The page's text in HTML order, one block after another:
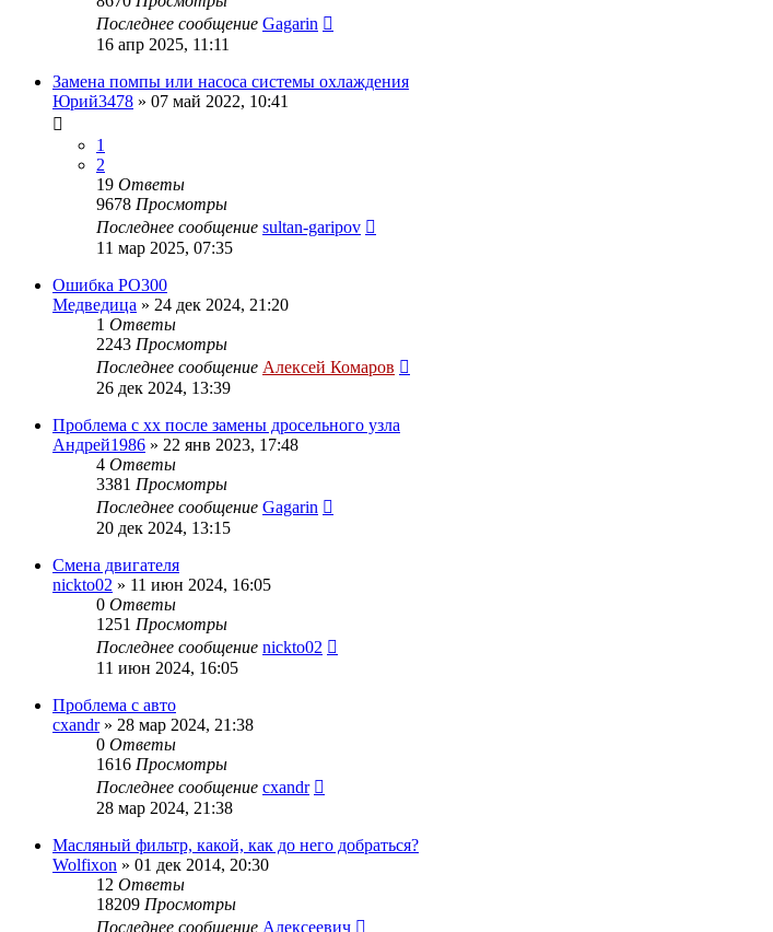
Последнее сообщение Gagarin
16 апр 2025, 11:11
Замена помпы или насоса системы охлаждения
Юрий3478 » 07 май 2022, 10:41
1
2
19 Ответы
9678 Просмотры
Последнее сообщение sultan-garipov
11 мар 2025, 07:35
Ошибка PO300
Медведица » 24 дек 2024, 21:20
1 Ответы
2243 Просмотры
Последнее сообщение Алексей Комаров
26 дек 2024, 13:39
Проблема с хх после замены дросельного узла
Андрей1986 » 22 янв 2023, 17:48
4 Ответы
3381 Просмотры
Последнее сообщение Gagarin
20 дек 2024, 13:15
Смена двигателя
nickto02 » 11 июн 2024, 16:05
0 Ответы
1251 Просмотры
Последнее сообщение nickto02
11 июн 2024, 16:05
Проблема с авто
cxandr» 28 мар 2024, 21:38
0 Ответы
1616 Просмотры
Последнее сообщение cxandr
28 мар 2024, 21:38
Масляный фильтр, какой, как до него добраться?
Wolfixon » 01 дек 2014, 20:30
12 Ответы
18209 Просмотры
Последнее сообщение Алексеевич